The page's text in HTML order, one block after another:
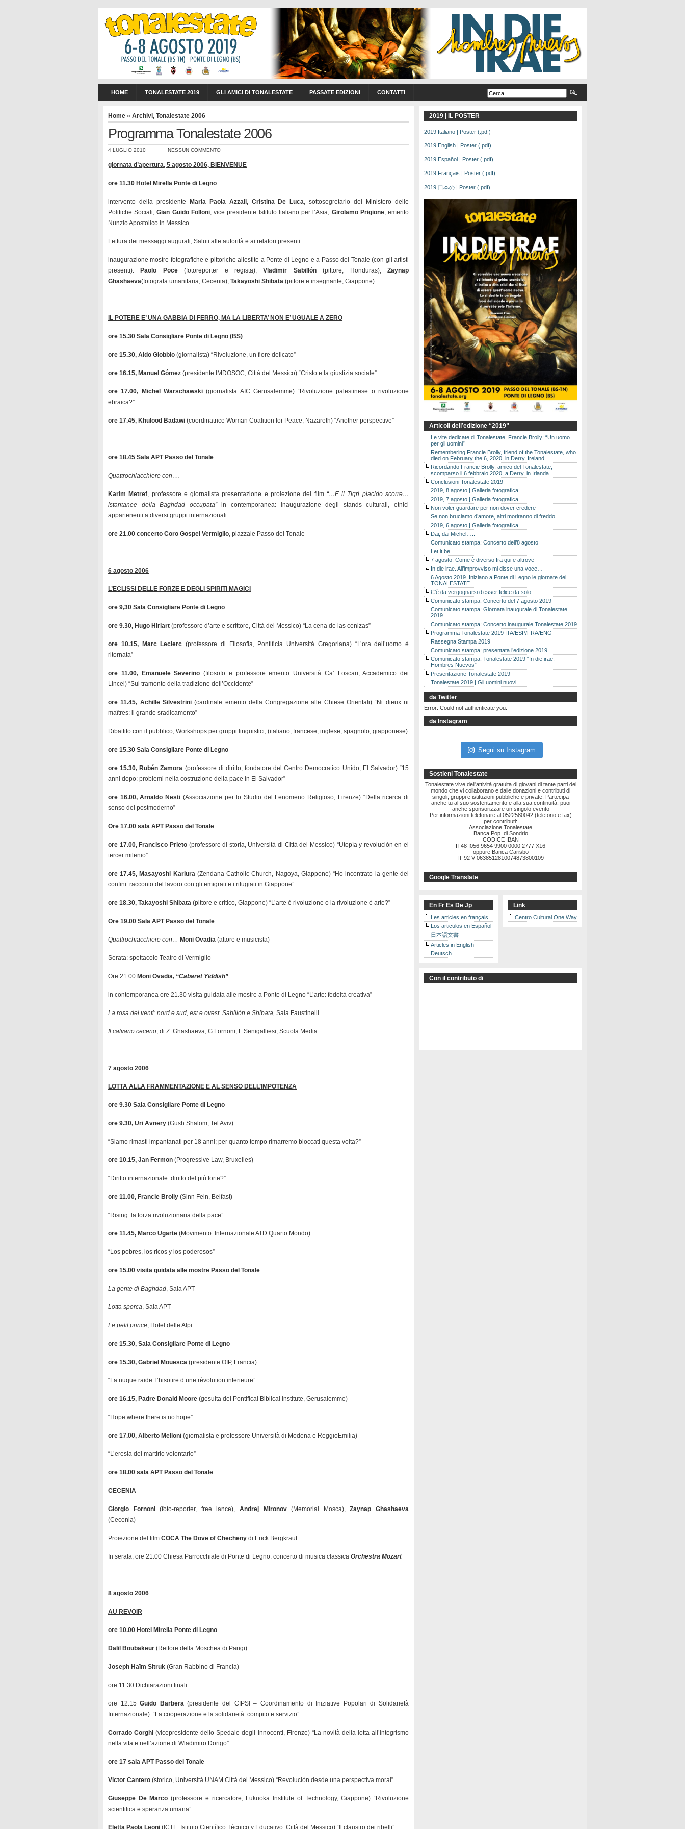
HOME TONALESTATE 2019 GLI AMICI DI TONALESTATE PASSATE EDIZIONI CONTATTI
Home » Archivi, Tonalestate 2006
Programma Tonalestate 2006
4 LUGLIO 2010 NESSUN COMMENTO
giornata d’apertura, 5 agosto 2006, BIENVENUE
ore 11.30 Hotel Mirella Ponte di Legno
intervento della presidente Maria Paola Azzali, Cristina De Luca, sottosegretario del Ministero delle
Politiche Sociali,Gian Guido Folloni, vice presidente Istituto Italiano per l’Asia, Girolamo Prigione, emerito
Nunzio Apostolico in Messico
Lettura dei messaggi augurali, Saluti alle autorità e ai relatori presenti
inaugurazione mostre fotografiche e pittoriche allestite a Ponte di Legno e a Passo del Tonale (con gli artisti
presenti):
Paolo Poce(fotoreporter e regista),Vladimir Sabillón(pittore, Honduras),Zaynap
Ghashaeva(fotografa umanitaria, Cecenia), Takayoshi Shibata (pittore e insegnante, Giappone).
IL POTERE E’ UNA GABBIA DI FERRO, MA LA LIBERTA’ NON E’ UGUALE A ZERO
ore 15.30 Sala Consigliare Ponte di Legno (BS)
ore 15.30, Aldo Giobbio (giornalista) “Rivoluzione, un fiore delicato”
ore 16.15, Manuel Gómez (presidente IMDOSOC, Città del Messico) “Cristo e la giustizia sociale”
ore 17.00, Michel Warschawski(giornalista AIC Gerusalemme) “Rivoluzione palestinese o rivoluzione
ebraica?”
ore 17.45, Khulood Badawi (coordinatrice Woman Coalition for Peace, Nazareth) “Another perspective”
ore 18.45 Sala APT Passo del Tonale
Quattrochiacchiere con….
Karim Metref, professore e giornalista presentazione e proiezione del film “…E il Tigri placido scorre…
istantanee della Baghdad occupata”in contemporanea: inaugurazione degli stands culturali, etnici
appartenenti a diversi gruppi internazionali
ore 21.00 concerto Coro Gospel Vermiglio, piazzale Passo del Tonale
6 agosto 2006
L’ECLISSI DELLE FORZE E DEGLI SPIRITI MAGICI
ore 9,30 Sala Consigliare Ponte di Legno
ore 9.30, Hugo Hiriart (professore d’arte e scrittore, Città del Messico) “La cena de las cenizas”
ore 10.15, Marc Leclerc (professore di Filosofia, Pontificia Università Gregoriana) “L’ora dell’uomo è
ritornata”
ore 11.00, Emanuele Severino (filosofo e professore emerito Università Ca’ Foscari, Accademico dei
Lincei) “Sul tramonto della tradizione dell’Occidente”
ore 11.45, Achille Silvestrini(cardinale emerito della Congregazione alle Chiese Orientali) “Ni dieux ni
maîtres: il grande sradicamento”
Dibattito con il pubblico, Workshops per gruppi linguistici, (italiano, francese, inglese, spagnolo, giapponese)
ore 15.30 Sala Consigliare Ponte di Legno
ore 15.30, Rubén Zamora (professore di diritto, fondatore del Centro Democratico Unido, El Salvador) “15
anni dopo: problemi nella costruzione della pace in El Salvador”
ore 16.00, Arnaldo Nesti (Associazione per lo Studio del Fenomeno Religioso, Firenze) “Della ricerca di
senso del postmoderno”
Ore 17.00 sala APT Passo del Tonale
ore 17.00, Francisco Prieto(professore di storia, Università di Città del Messico) “Utopía y revolución en el
tercer milenio”
ore 17.45, Masayoshi Kariura(Zendana Catholic Church, Nagoya, Giappone) “Ho incontrato la gente dei
confini: racconto del lavoro con gli emigrati e i rifugiati in Giappone”
ore 18.30, Takayoshi Shibata (pittore e critico, Giappone) “L’arte è rivoluzione o la rivoluzione è arte?”
Ore 19.00 Sala APT Passo del Tonale
Quattrochiacchiere con… Moni Ovadia (attore e musicista)
Serata: spettacolo Teatro di Vermiglio
Ore 21.00 Moni Ovadia, “Cabaret Yiddish”
in contemporanea ore 21.30 visita guidata alle mostre a Ponte di Legno “L’arte: fedeltà creativa”
La rosa dei venti: nord e sud, est e ovest. Sabillón e Shibata, Sala Faustinelli
Il calvario ceceno, di Z. Ghashaeva, G.Fornoni, L.Senigalliesi, Scuola Media
7 agosto 2006
LOTTA ALLA FRAMMENTAZIONE E AL SENSO DELL’IMPOTENZA
ore 9.30 Sala Consigliare Ponte di Legno
ore 9.30, Uri Avnery (Gush Shalom, Tel Aviv)
“Siamo rimasti impantanati per 18 anni; per quanto tempo rimarremo bloccati questa volta?”
ore 10.15, Jan Fermon (Progressive Law, Bruxelles)
“Diritto internazionale: diritto del più forte?”
ore 11.00, Francie Brolly (Sinn Fein, Belfast)
“Rising: la forza rivoluzionaria della pace”
ore 11.45, Marco Ugarte (Movimento Internazionale ATD Quarto Mondo)
“Los pobres, los ricos y los poderosos”
ore 15.00 visita guidata alle mostre Passo del Tonale
La gente di Baghdad, Sala APT
Lotta sporca, Sala APT
Le petit prince, Hotel delle Alpi
ore 15.30, Sala Consigliare Ponte di Legno
ore 15.30, Gabriel Mouesca (presidente OIP, Francia)
“La nuque raide: l’hisotire d’une rèvolution interieure”
ore 16.15, Padre Donald Moore (gesuita del Pontifical Biblical Institute, Gerusalemme)
“Hope where there is no hope”
ore 17.00, Alberto Melloni (giornalista e professore Università di Modena e ReggioEmilia)
“L’eresia del martirio volontario”
ore 18.00 sala APT Passo del Tonale
CECENIA
Giorgio Fornoni(foto-reporter, free lance),Andrej Mironov(Memorial Mosca),Zaynap Ghashaeva
(Cecenia)
Proiezione del film COCA The Dove of Checheny di Erick Bergkraut
In serata; ore 21.00 Chiesa Parrocchiale di Ponte di Legno: concerto di musica classica Orchestra Mozart
8 agosto 2006
AU REVOIR
ore 10.00 Hotel Mirella Ponte di Legno
Dalil Boubakeur (Rettore della Moschea di Parigi)
Joseph Haïm Sitruk (Gran Rabbino di Francia)
ore 11.30 Dichiarazioni finali
ore 12.15 Guido Barbera(presidente del CIPSI – Coordinamento di Iniziative Popolari di Solidarietà
Internazionale) “La cooperazione e la solidarietà: compito e servizio”
Corrado Corghi(vicepresidente dello Spedale degli Innocenti, Firenze) “La novità della lotta all’integrismo
nella vita e nell’azione di Wladimiro Dorigo”
ore 17 sala APT Passo del Tonale
Victor Cantero (storico, Università UNAM Città del Messico) “Revoluciòn desde una perspectiva moral”
Giuseppe De Marco (professore e ricercatore, Fukuoka Institute of Technology, Giappone) “Rivoluzione
scientifica e speranza umana”
Eletta Paola Leoni (ICTE, Istituto Científico Técnico y Educativo, Città del Messico) “Il claustro dei ribelli”
2019 | IL POSTER
2019 Italiano | Poster (.pdf)
2019 English | Poster (.pdf)
2019 Español | Poster (.pdf)
2019 Français | Poster (.pdf)
2019 日本の | Poster (.pdf)
Articoli dell’edizione “2019”
Le vite dedicate di Tonalestate. Francie Brolly: “Un uomo
per gli uomini”
Remembering Francie Brolly, friend of the Tonalestate, who
died on February the 6, 2020, in Derry, Ireland
Ricordando Francie Brolly, amico del Tonalestate,
scomparso il 6 febbraio 2020, a Derry, in Irlanda
Conclusioni Tonalestate 2019
2019, 8 agosto | Galleria fotografica
2019, 7 agosto | Galleria fotografica
Non voler guardare per non dover credere
Se non bruciamo d’amore, altri moriranno di freddo
2019, 6 agosto | Galleria fotografica
Dai, dai Michel…..
Comunicato stampa: Concerto dell’8 agosto
Let it be
7 agosto. Come è diverso fra qui e altrove
In die irae. All’improvviso mi disse una voce…
6 Agosto 2019. Iniziano a Ponte di Legno le giornate del
TONALESTATE
C’è da vergognarsi d’esser felice da solo
Comunicato stampa: Concerto del 7 agosto 2019
Comunicato stampa: Giornata inaugurale di Tonalestate
2019
Comunicato stampa: Concerto inaugurale Tonalestate 2019
Programma Tonalestate 2019 ITA/ESP/FRA/ENG
Rassegna Stampa 2019
Comunicato stampa: presentata l’edizione 2019
Comunicato stampa: Tonalestate 2019 “In die irae:
Hombres Nuevos”
Presentazione Tonalestate 2019
Tonalestate 2019 | Gli uomini nuovi
da Twitter
Error: Could not authenticate you.
da Instagram
Segui su Instagram
Sostieni Tonalestate
Tonalestate vive dell'attività gratuita di giovani di tante parti del
mondo che vi collaborano e dalle donazioni e contributi di
singoli, gruppi e istituzioni pubbliche e private. Partecipa
anche tu al suo sostentamento e alla sua continuità, puoi
anche sponsorizzare un singolo evento
Per informazioni telefonare al 0522580042 (telefono e fax)
per contributi:
Associazione Tonalestate
Banca Pop. di Sondrio
CODICE IBAN
IT48 I056 9654 9900 0000 2777 X16
oppure Banca Carisbo
IT 92 V 0638512810074873800109
Google Translate
En Fr Es De Jp
Les articles en français
Los articulos en Español
日本語文書
Articles in English
Deutsch
Link
Centro Cultural One Way
Con il contributo di